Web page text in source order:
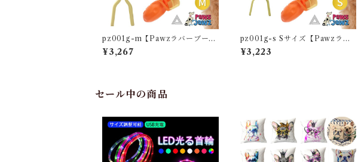
pz001g-m【Pawzラバーブーツ
S/M 対応】ポウズジョーズ Paw
z ラバーブーツ用 装着器具 ラバ
ズ PZ001G-M
¥3,267
pz001g-s Sサイズ【Pawzラバ
ーブーツ TINY/XXS/XS 対応】
ポウズジョーズ Pawz ラバーブ
¥3,223
セール中の商品